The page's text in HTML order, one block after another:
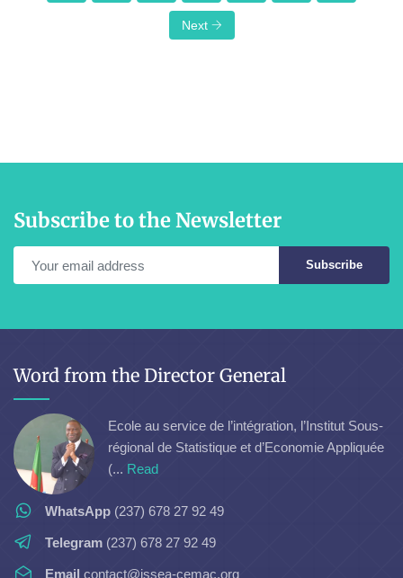
Next
Subscribe to the Newsletter
Subscribe
Word from the Director General
Ecole au service de l’intégration, l’Institut Sous-
régional de Statistique et d’Economie Appliquée
(... Read
WhatsApp (237) 678 27 92 49
Telegram (237) 678 27 92 49
Email contact@issea-cemac.org